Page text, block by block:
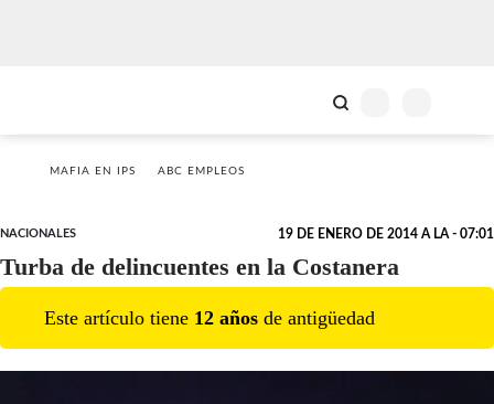
MAFIA EN IPS ABC EMPLEOS
NACIONALES 19 DE ENERO DE 2014 A LA - 07:01
Turba de delincuentes en la Costanera
Este artículo tiene 12 años de antigüedad